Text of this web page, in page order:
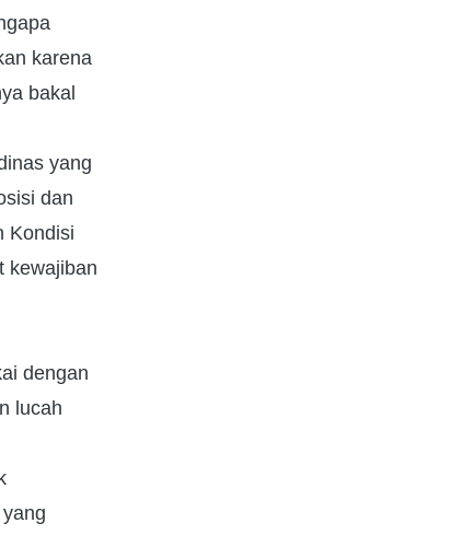
karena
bakal
yang
dan
Kondisi
kewajiban
dengan
lucah